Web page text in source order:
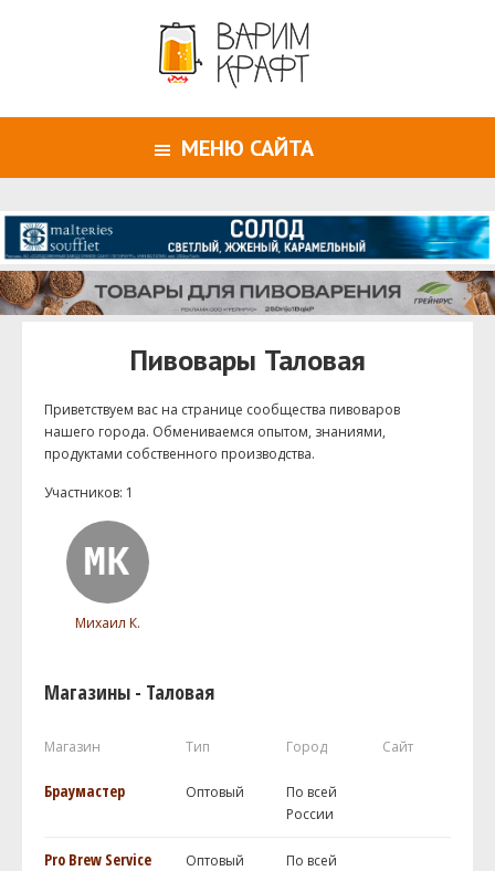
МЕНЮ САЙТА
Пивовары Таловая
Приветствуем ваc на странице сообщества пивоваров
нашего города. Обмениваемся опытом, знаниями,
продуктами собственного производства.
Участников: 1
Михаил К.
Магазины - Таловая
Магазин Тип Город Сайт
Браумастер Оптовый
По всей
России
Pro Brew Service Оптовый
По всей